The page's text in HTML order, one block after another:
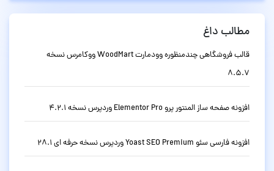
مطالب داغ
قالب فروشگاهی چندمنظوره وودمارت WoodMart ووکامرس نسخه
8.5.7
افزونه صفحه ساز المنتور پرو Elementor Pro وردپرس نسخه 4.2.1
افزونه فارسی سئو Yoast SEO Premium وردپرس نسخه حرفه ای 28.1